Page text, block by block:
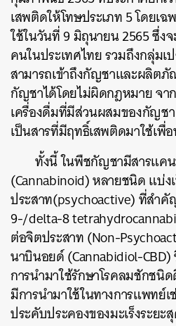
เสพติดให้โทษประเภท 5 โดยเ
ใช้ในวันที่ 9 มิถุนายน 2565 ซึ่ง
คนในประเทศไทย รวมถึงกลุ่มเ
สามารถเข้าถึงกัญชาและผลิต
กัญชาได้โดยไม่ผิดกฎหมาย จา
เครื่องดื่มที่มีส่วนผสมของกัญช
เป็นสารที่มีฤทธิ์เสพติดมาใช้เพื่
ทั้งนี้ ในพืชกัญชามีสารแค
(Cannabinoid) หลายชนิด แบ่
ประสาท(psychoactive) ที่สำ
9-/delta-8
ต่อจิตประสาท (Non-
นาบินอยด์ (Cannabidiol-
การนำมาใช้รักษาโรคลมชักชนิ
มีการนำมาใช้ในทางการแพทย์
ประคับประคองของมะเร็งระยะ